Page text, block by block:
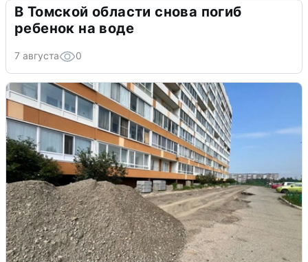
В Томской области снова погиб
ребенок на воде
7 августа 0